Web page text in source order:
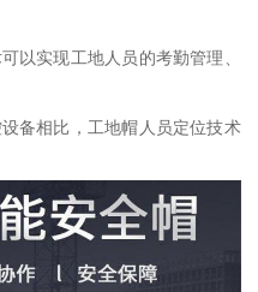
以实现工地人员的考勤管理、
备相比，工地帽人员定位技术